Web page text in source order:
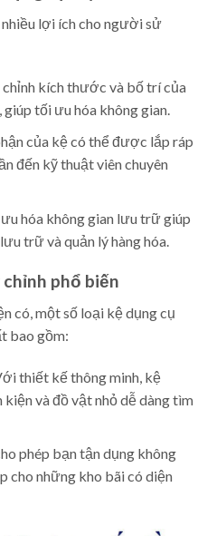
lợi ích cho người sử
kích thước và bố trí của
giúp tối ưu hóa không gian.
của kệ có thể được lắp ráp
đến kỹ thuật viên chuyên
hóa không gian lưu trữ giúp
trữ và quản lý hàng hóa.
phổ biến
có, một số loại kệ dụng cụ
bao gồm:
thiết kế thông minh, kệ
và đồ vật nhỏ dễ dàng tìm
phép bạn tận dụng không
cho những kho bãi có diện